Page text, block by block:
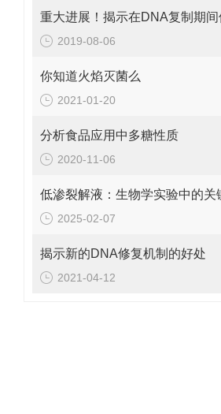
2019-08-06
你知道火焰灭菌么
2021-01-20
分析食品应用中多糖性质
2020-11-06
2025-02-07
揭示新的DNA修复机制的好处
2021-04-12